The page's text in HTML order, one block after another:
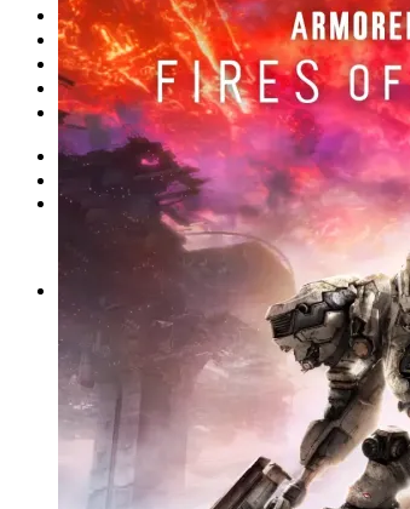
Главная
Магазин
Акции
Контакты
Новости
Вход
Корзина / 0сўм 0
Корзина пуста.
Корзина
Корзина пуста.